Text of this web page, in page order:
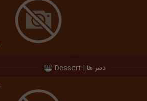
دسر ها | Dessert